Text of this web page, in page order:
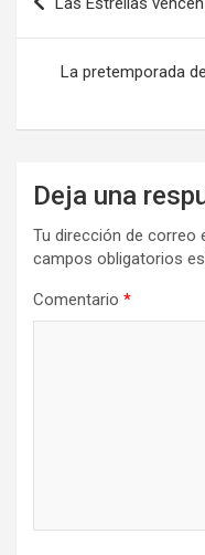
La pretemporada
Deja una
Tu dirección de correo
campos obligatorios
Comentario *